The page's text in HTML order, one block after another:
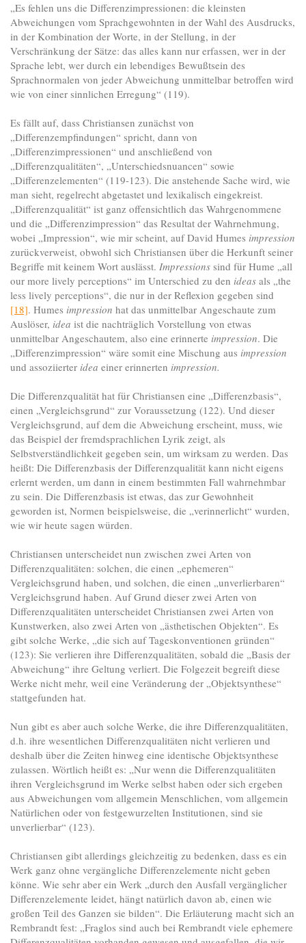
„Es fehlen uns die Differenzimpressionen: die kleinsten
Abweichungen vom Sprachgewohnten in der Wahl des Ausdrucks,
in der Kombination der Worte, in der Stellung, in der
Verschränkung der Sätze: das alles kann nur erfassen, wer in der
Sprache lebt, wer durch ein lebendiges Bewußtsein des
Sprachnormalen von jeder Abweichung unmittelbar betroffen wird
wie von einer sinnlichen Erregung“ (119).
Es fällt auf, dass Christiansen zunächst von
„Differenzempfindungen“ spricht, dann von
„Differenzimpressionen“ und anschließend von
„Differenzqualitäten“, „Unterschiedsnuancen“ sowie
„Differenzelementen“ (119-123). Die anstehende Sache wird, wie
man sieht, regelrecht abgetastet und lexikalisch eingekreist.
„Differenzqualität“ ist ganz offensichtlich das Wahrgenommene
und die „Differenzimpression“ das Resultat der Wahrnehmung,
wobei „Impression“, wie mir scheint, auf David Humes impression
zurückverweist, obwohl sich Christiansen über die Herkunft seiner
Begriffe mit keinem Wort auslässt. Impressions sind für Hume „all
our more lively perceptions“ im Unterschied zu den ideas als „the
less lively perceptions“, die nur in der Reflexion gegeben sind
[18]. Humes impression hat das unmittelbar Angeschaute zum
Auslöser, idea ist die nachträglich Vorstellung von etwas
unmittelbar Angeschautem, also eine erinnerte impression. Die
„Differenzimpression“ wäre somit eine Mischung aus impression
und assoziierter idea einer erinnerten impression.
Die Differenzqualität hat für Christiansen eine „Differenzbasis“,
einen „Vergleichsgrund“ zur Voraussetzung (122). Und dieser
Vergleichsgrund, auf dem die Abweichung erscheint, muss, wie
das Beispiel der fremdsprachlichen Lyrik zeigt, als
Selbstverständlichkeit gegeben sein, um wirksam zu werden. Das
heißt: Die Differenzbasis der Differenzqualität kann nicht eigens
erlernt werden, um dann in einem bestimmten Fall wahrnehmbar
zu sein. Die Differenzbasis ist etwas, das zur Gewohnheit
geworden ist, Normen beispielsweise, die „verinnerlicht“ wurden,
wie wir heute sagen würden.
Christiansen unterscheidet nun zwischen zwei Arten von
Differenzqualitäten: solchen, die einen „ephemeren“
Vergleichsgrund haben, und solchen, die einen „unverlierbaren“
Vergleichsgrund haben. Auf Grund dieser zwei Arten von
Differenzqualitäten unterscheidet Christiansen zwei Arten von
Kunstwerken, also zwei Arten von „ästhetischen Objekten“. Es
gibt solche Werke, „die sich auf Tageskonventionen gründen“
(123): Sie verlieren ihre Differenzqualitäten, sobald die „Basis der
Abweichung“ ihre Geltung verliert. Die Folgezeit begreift diese
Werke nicht mehr, weil eine Veränderung der „Objektsynthese“
stattgefunden hat.
Nun gibt es aber auch solche Werke, die ihre Differenzqualitäten,
d.h. ihre wesentlichen Differenzqualitäten nicht verlieren und
deshalb über die Zeiten hinweg eine identische Objektsynthese
zulassen. Wörtlich heißt es: „Nur wenn die Differenzqualitäten
ihren Vergleichsgrund im Werke selbst haben oder sich ergeben
aus Abweichungen vom allgemein Menschlichen, vom allgemein
Natürlichen oder von festgewurzelten Institutionen, sind sie
unverlierbar“ (123).
Christiansen gibt allerdings gleichzeitig zu bedenken, dass es ein
Werk ganz ohne vergängliche Differenzelemente nicht geben
könne. Wie sehr aber ein Werk „durch den Ausfall vergänglicher
Differenzelemente leidet, hängt natürlich davon ab, einen wie
großen Teil des Ganzen sie bilden“. Die Erläuterung macht sich an
Rembrandt fest: „Fraglos sind auch bei Rembrandt viele ephemere